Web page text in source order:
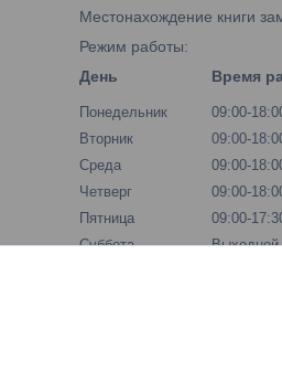
Местонахождение книги
Режим работы:
День
Время
Понедельник
09:00-
Вторник
09:00-
Среда
09:00-
Четверг
09:00-
Пятница
09:00-
Суббота
Выходной